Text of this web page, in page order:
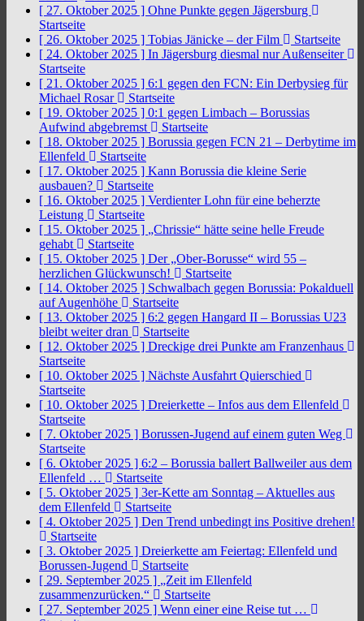
[ 27. Oktober 2025 ] Ohne Punkte gegen Jägersburg
Startseite
[ 26. Oktober 2025 ] Tobias Jänicke – der Film
Startseite
[ 24. Oktober 2025 ] In Jägersburg diesmal nur Außenseiter
Startseite
[ 21. Oktober 2025 ] 6:1 gegen den FCN: Ein Derbysieg für
Michael Rosar
Startseite
[ 19. Oktober 2025 ] 0:1 gegen Limbach – Borussias
Aufwind abgebremst
Startseite
[ 18. Oktober 2025 ] Borussia gegen FCN 21 – Derbytime im
Ellenfeld
Startseite
[ 17. Oktober 2025 ] Kann Borussia die kleine Serie
ausbauen?
Startseite
[ 16. Oktober 2025 ] Verdienter Lohn für eine beherzte
Leistung
Startseite
[ 15. Oktober 2025 ] „Chrissie“ hätte seine helle Freude
gehabt
Startseite
[ 15. Oktober 2025 ] Der „Ober-Borusse“ wird 55 –
herzlichen Glückwunsch!
Startseite
[ 14. Oktober 2025 ] Schwalbach gegen Borussia: Pokalduell
auf Augenhöhe
Startseite
[ 13. Oktober 2025 ] 6:2 gegen Hangard II – Borussias U23
bleibt weiter dran
Startseite
[ 12. Oktober 2025 ] Dreckige drei Punkte am Franzenhaus
Startseite
[ 10. Oktober 2025 ] Nächste Ausfahrt Quierschied
Startseite
[ 10. Oktober 2025 ] Dreierkette – Infos aus dem Ellenfeld
Startseite
[ 7. Oktober 2025 ] Borussen-Jugend auf einem guten Weg
Startseite
[ 6. Oktober 2025 ] 6:2 – Borussia ballert Ballweiler aus dem
Ellenfeld …
Startseite
[ 5. Oktober 2025 ] 3er-Kette am Sonntag – Aktuelles aus
dem Ellenfeld
Startseite
[ 4. Oktober 2025 ] Den Trend unbedingt ins Positive drehen!
Startseite
[ 3. Oktober 2025 ] Dreierkette am Feiertag: Ellenfeld und
Borussen-Jugend
Startseite
[ 29. September 2025 ] „Zeit im Ellenfeld
zusammenzurücken.“
Startseite
[ 27. September 2025 ] Wenn einer eine Reise tut …